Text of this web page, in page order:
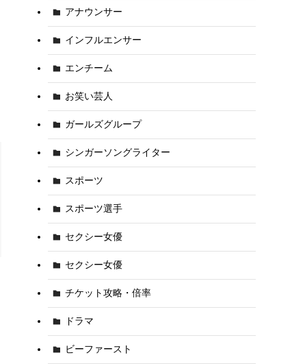
アナウンサー
インフルエンサー
エンチーム
お笑い芸人
ガールズグループ
シンガーソングライター
スポーツ
スポーツ選手
セクシー女優
セクシー女優
チケット攻略・倍率
ドラマ
ビーファースト